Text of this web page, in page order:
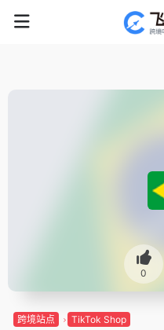
0
跨境站点 TikTok Shop